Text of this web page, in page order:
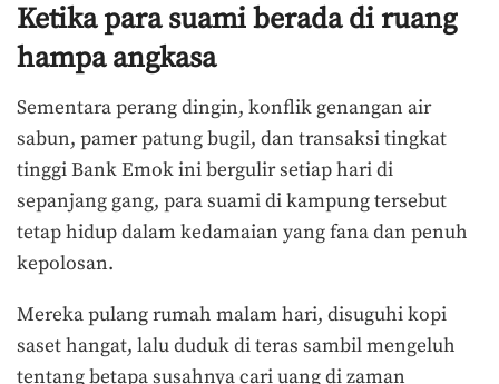
Ketika para suami berada di ruang
hampa angkasa
Sementara perang dingin, konflik genangan air
sabun, pamer patung bugil, dan transaksi tingkat
tinggi Bank Emok ini bergulir setiap hari di
sepanjang gang, para suami di kampung tersebut
tetap hidup dalam kedamaian yang fana dan penuh
kepolosan.
Mereka pulang rumah malam hari, disuguhi kopi
saset hangat, lalu duduk di teras sambil mengeluh
tentang betapa susahnya cari uang di zaman